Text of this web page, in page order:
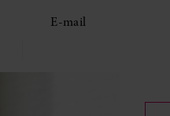
E-mail